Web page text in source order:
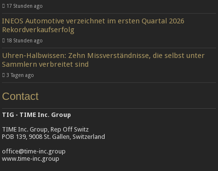
17 Stunden ago
INEOS Automotive verzeichnet im ersten Quartal 2026
Rekordverkaufserfolg
18 Stunden ago
Uhren-Halbwissen: Zehn Missverständnisse, die selbst unter
Sammlern verbreitet sind
3 Tagen ago
Contact
TIG - TIME Inc. Group
TIME Inc. Group, Rep Off Switz
POB 139, 9008 St. Gallen, Switzerland
office@time-inc.group
www.time-inc.group